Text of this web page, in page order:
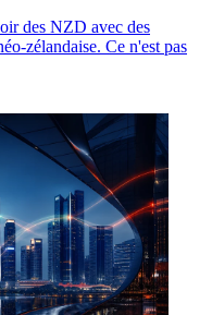
des NZD avec des
zélandaise. Ce n'est pas